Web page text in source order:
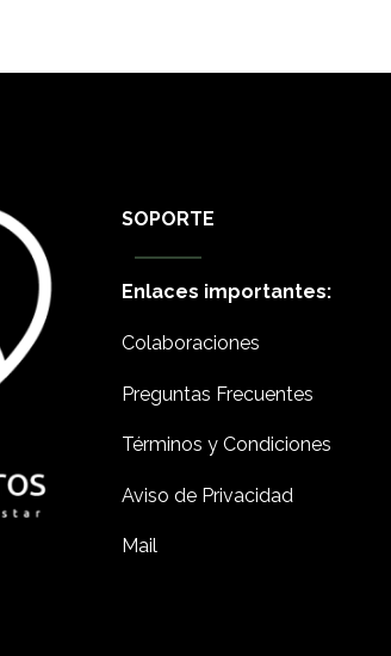
SOPORTE
Enlaces importantes:
Colaboraciones
Preguntas Frecuentes
Términos y Condiciones
Aviso de Privacidad
Mail